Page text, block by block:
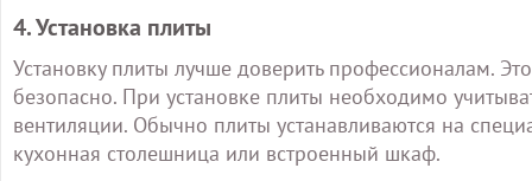
4. Установка плиты
Установку плиты лучше доверить профессионалам.
безопасно. При установке плиты необходимо
вентиляции. Обычно плиты устанавливаются на
кухонная столешница или встроенный шкаф.